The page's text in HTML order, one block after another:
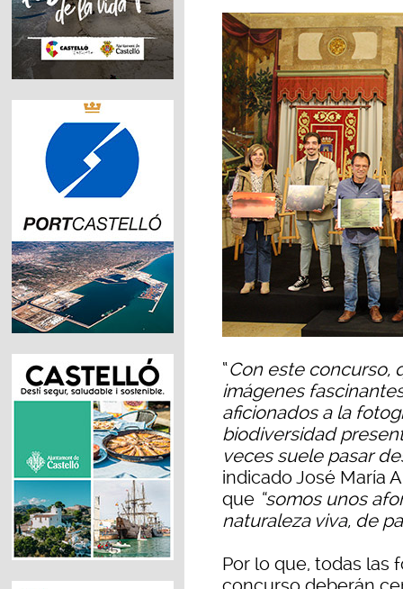
“Con este concurso,
imágenes
aficionados a la
biodiversidad
veces suele pasar
indicado José María
que “somos unos
naturaleza viva, de
Por lo que, todas las